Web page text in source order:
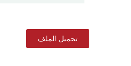
تحميل الملف